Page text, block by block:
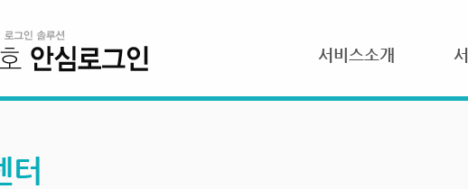
서비스소개
터